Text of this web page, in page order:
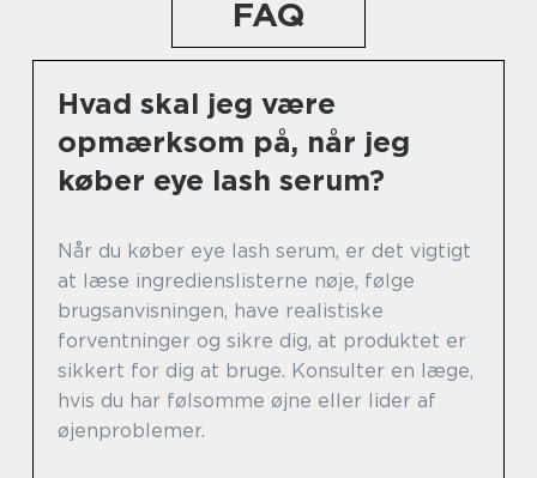
FAQ
Hvad skal jeg være
opmærksom på, når jeg
køber eye lash serum?
Når du køber eye lash serum, er det vigtigt
at læse ingredienslisterne nøje, følge
brugsanvisningen, have realistiske
forventninger og sikre dig, at produktet er
sikkert for dig at bruge. Konsulter en læge,
hvis du har følsomme øjne eller lider af
øjenproblemer.